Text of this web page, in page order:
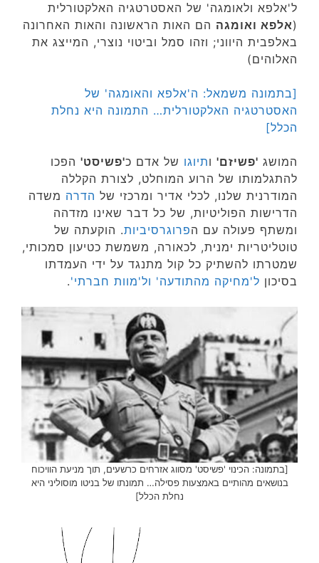
ל'אלפא ולאומגה' של האסטרטגיה האלקטורלית
(אלפא ואומגה הם האות הראשונה והאות האחרונה
באלפבית היווני; וזהו סמל וביטוי נוצרי, המייצג את
האלוהים)
[בתמונה משמאל: ה'אלפא והאומגה' של
האסטרטגיה האלקטורלית… התמונה היא נחלת
הכלל]
המושג 'פשיזם' ותיוגו של אדם כ'פשיסט' הפכו
להתגלמותו של הרוע המוחלט, לצורת הקללה
המודרנית שלנו, לכלי אדיר ומרכזי של הדרה משדה
הדרישות הפוליטיות, של כל דבר שאינו מזדהה
ומשתף פעולה עם הפרוגרסיביות. הוקעתה של
טוטליטריות ימנית, לכאורה, משמשת כטיעון סמכותי,
שמטרתו להשתיק כל קול מתנגד על ידי העמדתו
בסיכון ל'מחיקה מהתודעה' ול'מוות חברתי'.
[בתמונה: הכינוי 'פשיסט' מסווג אזרחים כרשעים, תוך מניעת הוויכוח
בנושאים מהותיים באמצעות פסילה… תמונתו של בניטו מוסוליני היא
נחלת הכלל]